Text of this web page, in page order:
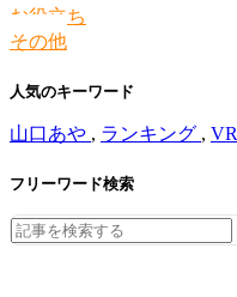
お役立ち
その他
人気のキーワード
山口あや , ランキング , VR
フリーワード検索
Search
for: